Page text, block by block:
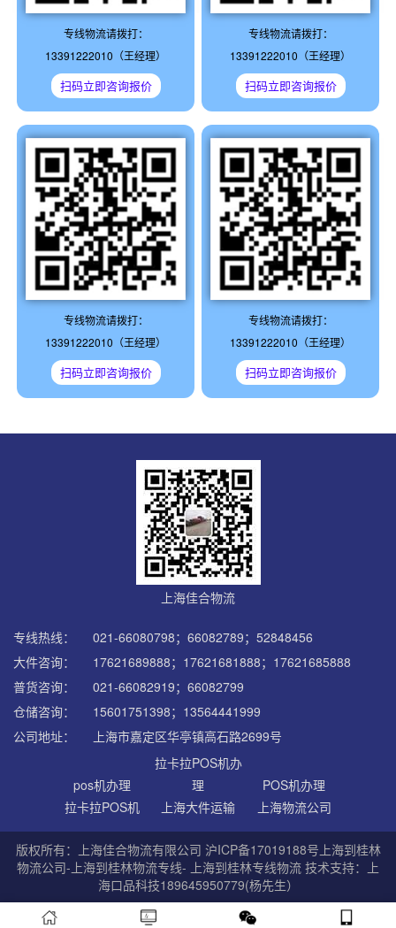
专线物流请拨打：
13391222010（王经理）
扫码立即咨询报价
专线物流请拨打：
13391222010（王经理）
扫码立即咨询报价
专线物流请拨打：
13391222010（王经理）
扫码立即咨询报价
专线物流请拨打：
13391222010（王经理）
扫码立即咨询报价
上海佳合物流
专线热线：
021-66080798；66082789；52848456
大件咨询：
17621689888；17621681888；17621685888
普货咨询：
021-66082919；66082799
仓储咨询：
15601751398；13564441999
公司地址：
上海市嘉定区华亭镇高石路2699号
pos机办理
拉卡拉POS机办
理
POS机办理
拉卡拉POS机
上海大件运输 上海物流公司
版权所有：上海佳合物流有限公司 沪ICP备17019188号 上海到桂林
物流公司-上海到桂林物流专线- 上海到桂林专线物流 技术支持：上
海口品科技189645950779(杨先生）